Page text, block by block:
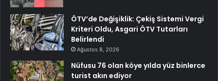
ÖTV’de Değişiklik: Çekiş Sistemi Vergi
Kriteri Oldu, Asgari ÖTV Tutarları
Belirlendi
Ağustos 8, 2026
Nüfusu 76 olan köye yılda yüz binlerce
turist akın ediyor